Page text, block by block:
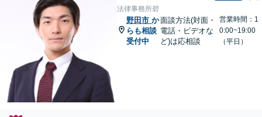
法律事務所碧
野田市 か
らも相談
受付中
面談方法(対面・
電話・ビデオな
ど)は応相談
営業時間：1
0:00~19:00
（平日）